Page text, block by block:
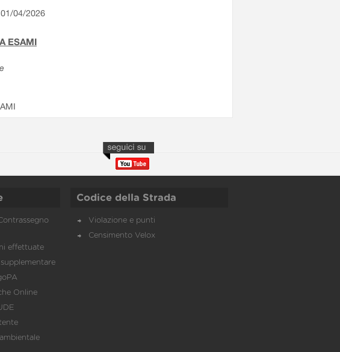
04/2026
ESAMI
effettuate
Online
Codice della Strada
Violazione e punti
Censimento Velox